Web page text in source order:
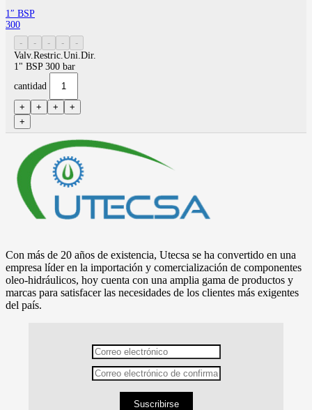
1″ BSP
300
Valv.Restric.Uni.Dir.
1" BSP 300 bar
cantidad
Con más de 20 años de existencia, Utecsa se ha convertido en una
empresa líder en la importación y comercialización de componentes
oleo-hidráulicos, hoy cuenta con una amplia gama de productos y
marcas para satisfacer las necesidades de los clientes más exigentes
del país.
Suscribirse